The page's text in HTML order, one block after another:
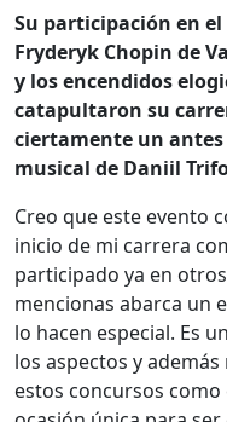
Su participación en
Fryderyk Chopin de
y los encendidos
catapultaron su
ciertamente un antes
musical de Daniil
Creo que este evento
inicio de mi carrera
participado ya en
mencionas abarca un
lo hacen especial. Es
los aspectos y
estos concursos